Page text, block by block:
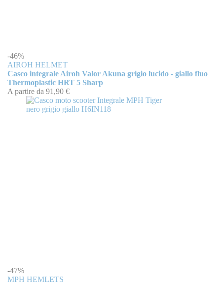
-46%
AIROH HELMET
Casco integrale Airoh Valor Akuna grigio lucido - giallo fluo
Thermoplastic HRT 5 Sharp
A partire da 91,90 €
-47%
MPH HEMLETS